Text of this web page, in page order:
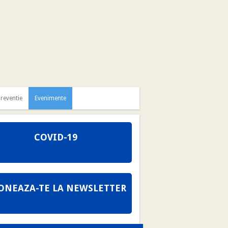
Evenimente
COVID-19
TE LA NEWSLETTER